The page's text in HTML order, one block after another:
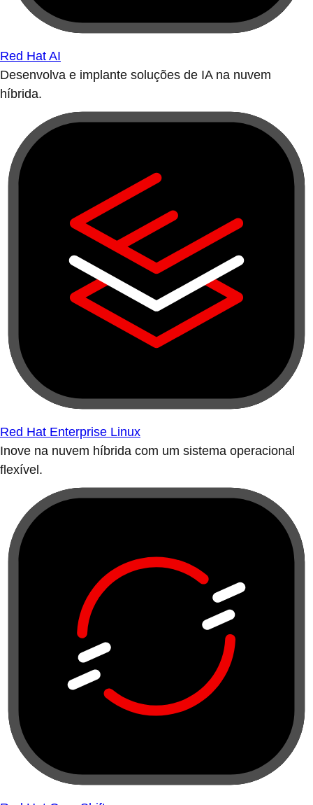
Red Hat AI
Desenvolva e implante soluções de IA na nuvem
híbrida.
Red Hat Enterprise Linux
Inove na nuvem híbrida com um sistema operacional
flexível.